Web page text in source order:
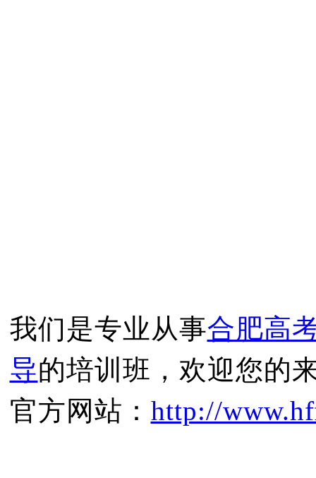
我们是专业从事合肥高
导的培训班，欢迎您的
官方网站： http://